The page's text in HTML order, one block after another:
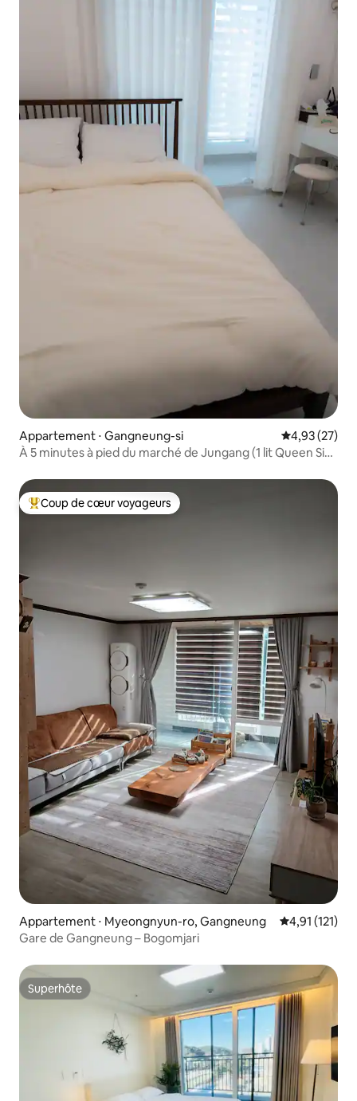
Appartement ⋅ Gangneung-si Évaluation
4,93 (27)
À 5 minutes à pied du marché de Jungang (1 lit Queen Size
Coups de cœur voyageurs les plus appréciés
Coup de cœur voyageurs
Appartement ⋅ Myeongnyun-ro, Gangneung Évaluation
4,91 (121)
Gare de Gangneung – Bogomjari
Superhôte
Superhôte